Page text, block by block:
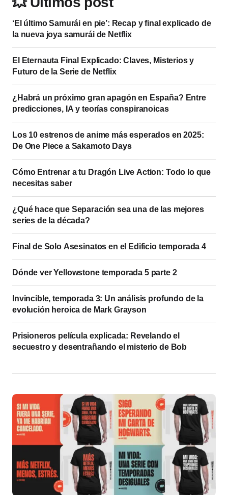
‘El último Samurái en pie’: Recap y final explicado de
la nueva joya samurái de Netflix
El Eternauta Final Explicado: Claves, Misterios y
Futuro de la Serie de Netflix
¿Habrá un próximo gran apagón en España? Entre
predicciones, IA y teorías conspiranoicas
Los 10 estrenos de anime más esperados en 2025:
De One Piece a Sakamoto Days
Cómo Entrenar a tu Dragón Live Action: Todo lo que
necesitas saber
¿Qué hace que Separación sea una de las mejores
series de la década?
Final de Solo Asesinatos en el Edificio temporada 4
Dónde ver Yellowstone temporada 5 parte 2
Invincible, temporada 3: Un análisis profundo de la
evolución heroica de Mark Grayson
Prisioneros película explicada: Revelando el
secuestro y desentrañando el misterio de Bob